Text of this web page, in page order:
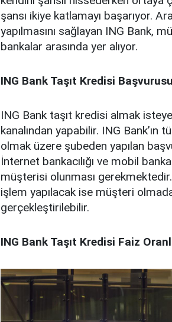
şansı ikiye katlamayı başarıyor.
yapılmasını sağlayan ING Bank,
bankalar arasında yer alıyor.
ING Bank Taşıt Kredisi Başvurusu
ING Bank taşıt kredisi almak
kanalından yapabilir. ING Bank’ın
olmak üzere şubeden yapılan
İnternet bankacılığı ve mobil
müşterisi olunması
işlem yapılacak ise müşteri
gerçekleştirilebilir.
ING Bank Taşıt Kredisi Faiz